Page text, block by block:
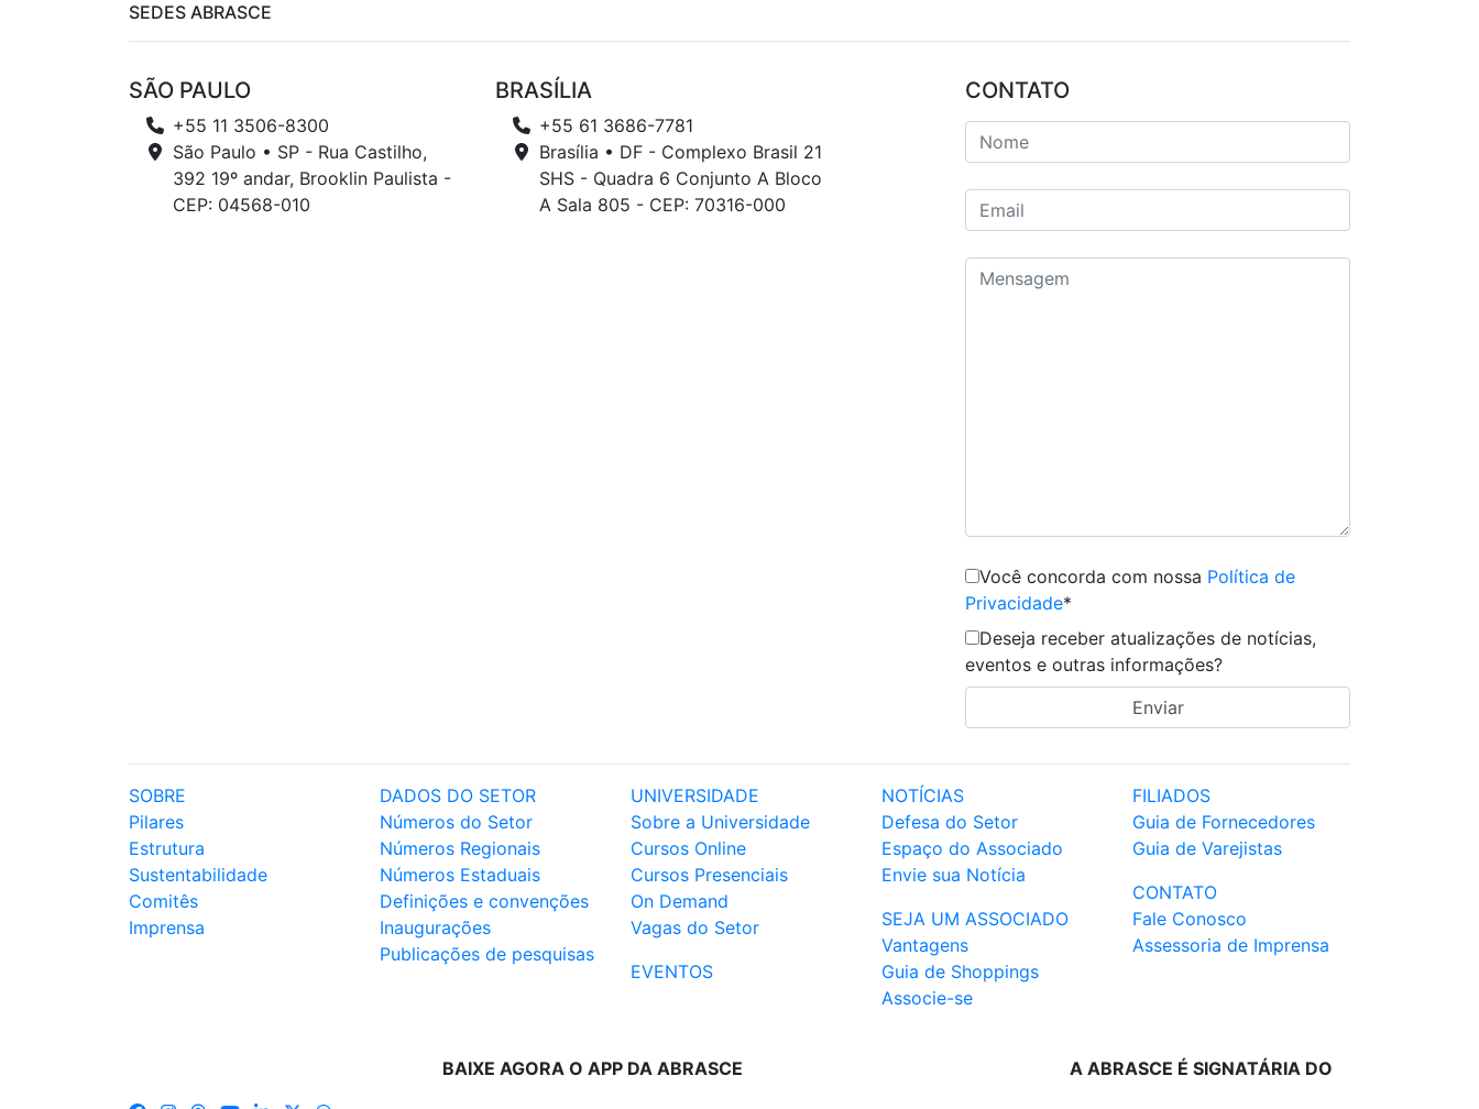
SEDES ABRASCE
SÃO PAULO
+55 11 3506-8300
São Paulo • SP - Rua Castilho,
392 19º andar, Brooklin Paulista -
CEP: 04568-010
BRASÍLIA
+55 61 3686-7781
Brasília • DF - Complexo Brasil 21
SHS - Quadra 6 Conjunto A Bloco
A Sala 805 - CEP: 70316-000
CONTATO
Você concorda com nossa Política de
Privacidade*
Deseja receber atualizações de notícias,
eventos e outras informações?
SOBRE
Pilares
Estrutura
Sustentabilidade
Comitês
Imprensa
DADOS DO SETOR
Números do Setor
Números Regionais
Números Estaduais
Definições e convenções
Inaugurações
Publicações de pesquisas
UNIVERSIDADE
Sobre a Universidade
Cursos Online
Cursos Presenciais
On Demand
Vagas do Setor
EVENTOS
NOTÍCIAS
Defesa do Setor
Espaço do Associado
Envie sua Notícia
SEJA UM ASSOCIADO
Vantagens
Guia de Shoppings
Associe-se
FILIADOS
Guia de Fornecedores
Guia de Varejistas
CONTATO
Fale Conosco
Assessoria de Imprensa
BAIXE AGORA O APP DA ABRASCE A ABRASCE É SIGNATÁRIA DO